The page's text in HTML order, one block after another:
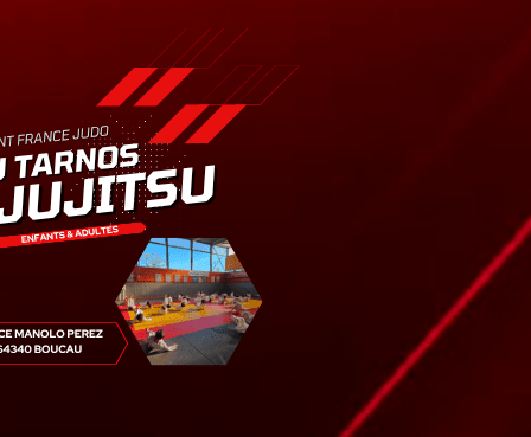
Exporter toutes les colonnes
Exporter uniquement les colonnes affichées
>
Résultats
Saison 2019
Saison 2025 - 2026
Ajoutez un logo, un bouton, des réseaux sociaux
Cliquez pour éditer